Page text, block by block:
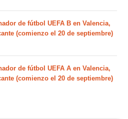
de fútbol UEFA B en Valencia,
(comienzo el 20 de septiembre)
de fútbol UEFA A en Valencia,
(comienzo el 20 de septiembre)